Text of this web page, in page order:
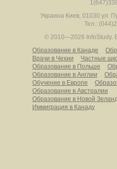
Украина Киев, 01030 ул.
Тел.:
© 2010—2026 InfoStudy.
Образование в Канаде
Врачи в Чехии
Частные
Образование в Польше
Образование в Англии
Обучение в Европе
Образование в Австралии
Образование в Новой
Иммиграция в Канаду